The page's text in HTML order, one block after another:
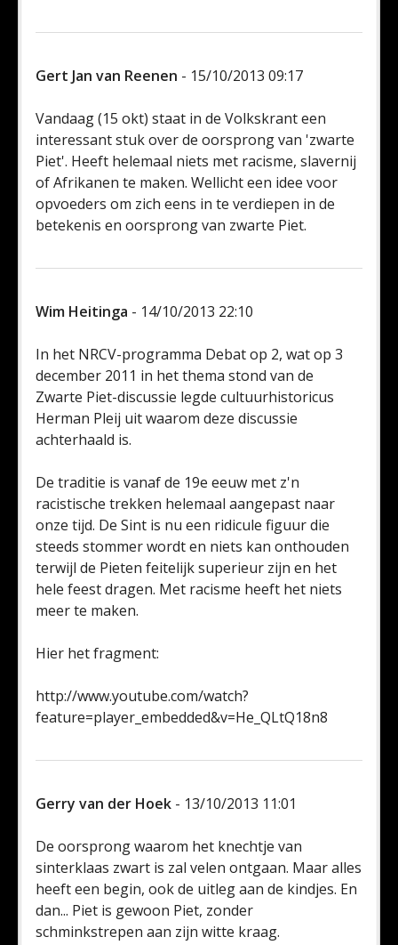
Gert Jan van Reenen - 15/10/2013 09:17
Vandaag (15 okt) staat in de Volkskrant een
interessant stuk over de oorsprong van 'zwarte
Piet'. Heeft helemaal niets met racisme, slavernij
of Afrikanen te maken. Wellicht een idee voor
opvoeders om zich eens in te verdiepen in de
betekenis en oorsprong van zwarte Piet.
Wim Heitinga - 14/10/2013 22:10
In het NRCV-programma Debat op 2, wat op 3
december 2011 in het thema stond van de
Zwarte Piet-discussie legde cultuurhistoricus
Herman Pleij uit waarom deze discussie
achterhaald is.
De traditie is vanaf de 19e eeuw met z'n
racistische trekken helemaal aangepast naar
onze tijd. De Sint is nu een ridicule figuur die
steeds stommer wordt en niets kan onthouden
terwijl de Pieten feitelijk superieur zijn en het
hele feest dragen. Met racisme heeft het niets
meer te maken.
Hier het fragment:
http://www.youtube.com/watch?
feature=player_embedded&v=He_QLtQ18n8
Gerry van der Hoek - 13/10/2013 11:01
De oorsprong waarom het knechtje van
sinterklaas zwart is zal velen ontgaan. Maar alles
heeft een begin, ook de uitleg aan de kindjes. En
dan... Piet is gewoon Piet, zonder
schminkstrepen aan zijn witte kraag.